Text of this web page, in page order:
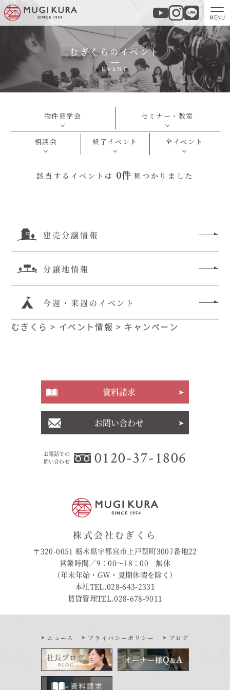
ホーム
分譲地・建売情報
モデルハウス
商品紹介
実例集・お客様の声
むぎくらについて
ニュース ブログ
お問い合わせ
お電話での
お問い合わ
0120-37-
1806
むぎくらのイベント
EVENT
物件見学会 セミナー・教室
相談会 終了イベント 全イベント
該当するイベントは 0件 見つかりました
建売分譲情報
分譲地情報
今週・来週のイベント
むぎくら > イベント情報 > キャンペーン
お電話での
問い合わせ
0120-37-1806
資料請求
お問い合わせ
株式会社むぎくら
〒320-0051 栃木県宇都宮市上戸祭町3007番地22
営業時間／9：00〜18：00 無休
（年末年始・GW・夏期休暇を除く）
本社TEL.028-643-2331
賃貸管理TEL.028-678-9011
ニュース プライバシーポリシー ブログ